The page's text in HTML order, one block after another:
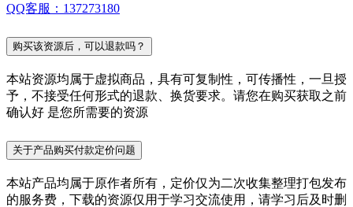
QQ客服：137273180
购买该资源后，可以退款吗？
本站资源均属于虚拟商品，具有可复制性，可传播性，一旦授
予，不接受任何形式的退款、换货要求。请您在购买获取之前
确认好 是您所需要的资源
关于产品购买付款定价问题
本站产品均属于原作者所有，定价仅为二次收集整理打包发布
的服务费，下载的资源仅用于学习交流使用，请学习后及时删